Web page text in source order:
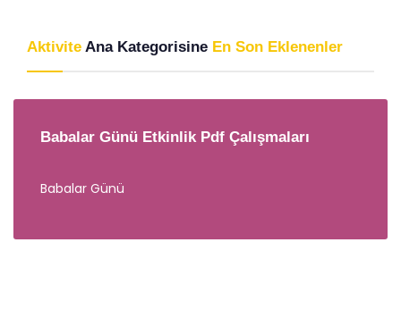
Aktivite Ana Kategorisine En Son Eklenenler
Babalar Günü Etkinlik Pdf Çalışmaları
Babalar Günü